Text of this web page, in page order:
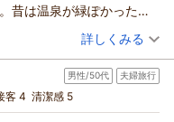
部屋タイプをアップグレ
ご様子で何よりでござい
きるよう、スタッフ一
昔は温泉が緑ぽかったよ
でした。でも気持ちよか
、夕暮れ時、外に出てみ
が広がり全身を包み込ん
せて貰いました。心の休
たいです。
（投稿日：2026/07/04）
ェ】濃厚な旨味の熟成赤身×
イン
ツイン 朝・夕
詳しくみる
男性/50代 夫婦旅行
客 4 清潔感 5